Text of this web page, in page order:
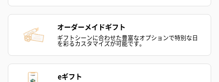
オーダーメイドギフト
ギフトシーンに合わせた豊富なオプションで特別な日
を彩るカスタマイズが可能です。
eギフト